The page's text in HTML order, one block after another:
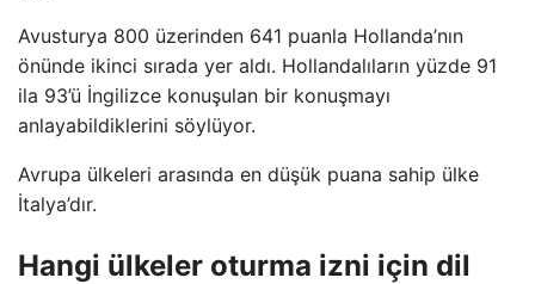
Avusturya 800 üzerinden 641 puanla Hollanda’nın
önünde ikinci sırada yer aldı. Hollandalıların yüzde 91
ila 93’ü İngilizce konuşulan bir konuşmayı
anlayabildiklerini söylüyor.
Avrupa ülkeleri arasında en düşük puana sahip ülke
İtalya’dır.
Hangi ülkeler oturma izni için dil